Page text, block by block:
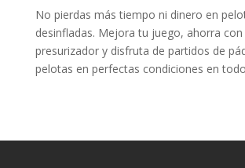
No pierdas más tiempo ni dinero en
desinfladas. Mejora tu juego, ahorra
presurizador y disfruta de partidos de
pelotas en perfectas condiciones en